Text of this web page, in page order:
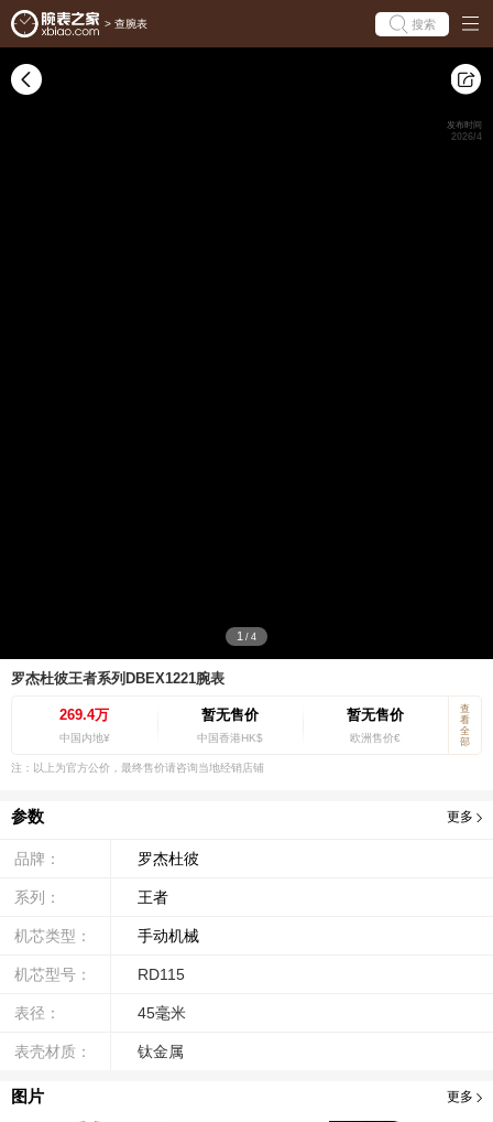
> 查腕表 搜索
1 / 4
发布时间
2026/4
罗杰杜彼王者系列DBEX1221腕表
269.4万
中国内地¥
暂无售价
中国香港HK$
暂无售价
欧洲售价€
查
看
全
部
注：以上为官方公价，最终售价请咨询当地经销店铺
参数 更多
品牌： 罗杰杜彼
系列： 王者
机芯类型： 手动机械
机芯型号： RD115
表径： 45毫米
表壳材质： 钛金属
图片 更多